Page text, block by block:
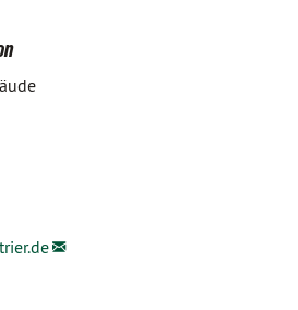
trier.de